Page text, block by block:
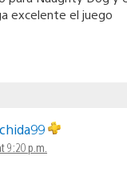
excelente el juego
9:20 p.m.